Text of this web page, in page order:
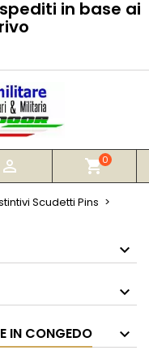
in base ai
 shopping_cart0
Scudetti Pins
IN CONGEDO
lista dei desideri
salvare dei